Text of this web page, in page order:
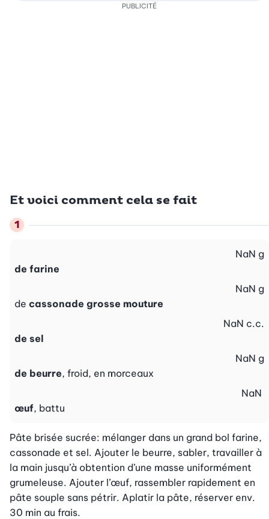
Et voici comment cela se fait
de farine
NaN g
de cassonade grosse mouture
NaN g
de sel
NaN c.c.
de beurre, froid, en morceaux
NaN g
œuf, battu
NaN
Pâte brisée sucrée: mélanger dans un grand bol farine,
cassonade et sel. Ajouter le beurre, sabler, travailler à
la main jusqu’à obtention d’une masse uniformément
grumeleuse. Ajouter l’œuf, rassembler rapidement en
pâte souple sans pétrir. Aplatir la pâte, réserver env.
30 min au frais.
PUBLICITÉ